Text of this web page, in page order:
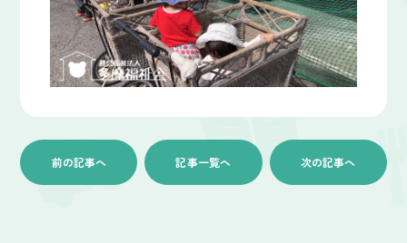
前の記事へ 記事一覧へ 次の記事へ